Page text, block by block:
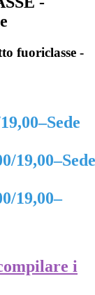
fuoriclasse -
19,00–Sede
19,00–
i